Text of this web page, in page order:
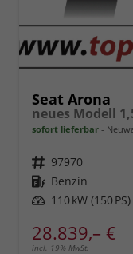
Seat Arona
neues Modell
sofort lieferbar
Fahrzeugnr. 97970
Kraftstoff Benzin
Leistung 110 kW (150 PS)
28.839,– €
incl. 19% MwSt.